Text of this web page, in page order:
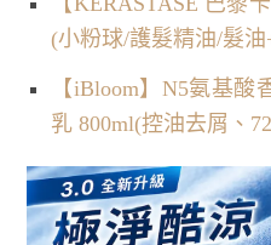
(小粉球/護髮精油/髮
【iBloom】N5氨基
乳 800ml(控油去屑、